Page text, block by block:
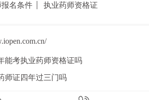
名条件 执业药师资格证
能考执业药师资格证吗
师证四年过三门吗